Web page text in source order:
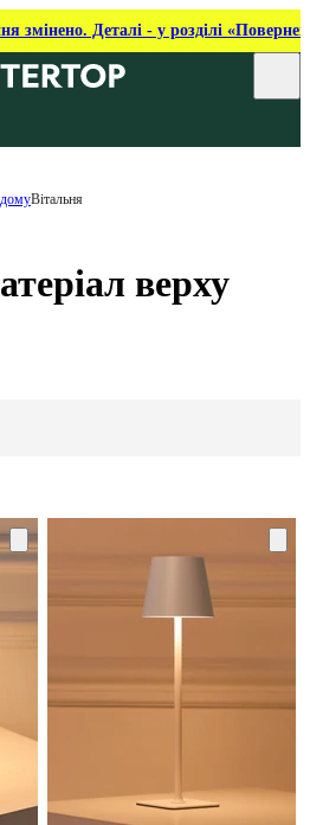
змінено. Деталі - у розділі
Вітальня
верху